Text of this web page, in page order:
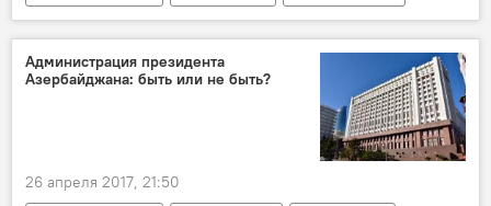
Рамин Гулузаде
Министерство связи и высоких технологий АР
ТРАСЕСА
TransCaspian/Translogistica
Администрация президента
Азербайджана: быть или не быть?
26 апреля 2017, 21:50